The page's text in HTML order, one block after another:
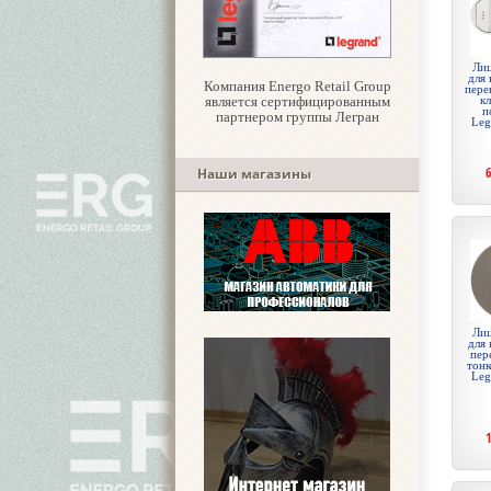
Компания Energo Retail Group
является сертифицированным
партнером группы Легран
Наши магазины
для
для